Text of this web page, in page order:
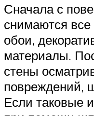
Сначала с
снимаются
обои,
материалы.
стены
повреждений,
Если таковые